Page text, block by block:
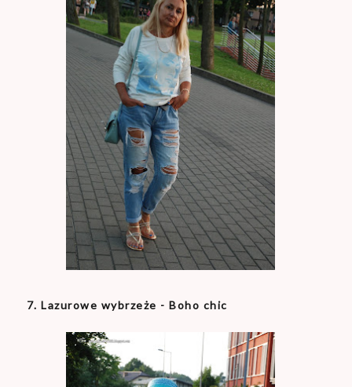
7. Lazurowe wybrzeże - Boho chic